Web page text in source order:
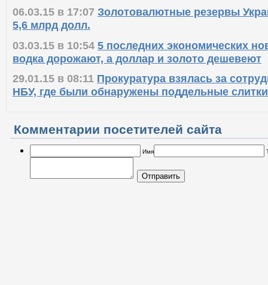
06.03.15 в 17:07 Золотовалютные резервы
5,6 млрд долл.
03.03.15 в 10:54 5 последних экономических
водка дорожают, а доллар и золото дешевеют
29.01.15 в 08:11 Прокуратура взялась за
НБУ, где были обнаружены поддельные
Комментарии посетителей сайта
Имя
Отправить